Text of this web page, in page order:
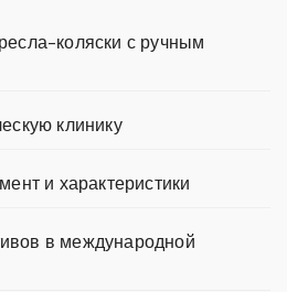
коляски с ручным
клинику
и характеристики
в международной